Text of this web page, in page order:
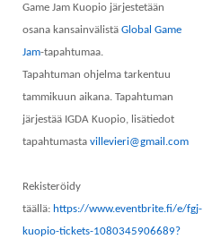
Game Jam Kuopio järjestetään
osana kansainvälistä Global Game
Jam-tapahtumaa.
Tapahtuman ohjelma tarkentuu
tammikuun aikana. Tapahtuman
järjestää IGDA Kuopio, lisätiedot
tapahtumasta villevieri@gmail.com
Rekisteröidy
täällä: https://www.eventbrite.fi/e/fgj-
kuopio-tickets-1080345906689?